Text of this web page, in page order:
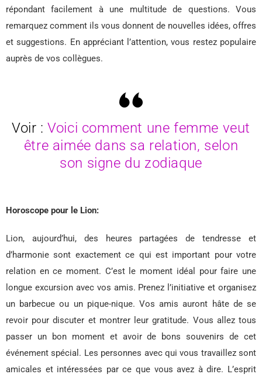
répondant facilement à une multitude de questions. Vous
remarquez comment ils vous donnent de nouvelles idées, offres
et suggestions. En appréciant l’attention, vous restez populaire
auprès de vos collègues.
Voir :Voici comment une femme veut
être aimée dans sa relation, selon
son signe du zodiaque
Horoscope pour le Lion:
Lion, aujourd’hui, des heures partagées de tendresse et
d’harmonie sont exactement ce qui est important pour votre
relation en ce moment. C’est le moment idéal pour faire une
longue excursion avec vos amis. Prenez l’initiative et organisez
un barbecue ou un pique-nique. Vos amis auront hâte de se
revoir pour discuter et montrer leur gratitude. Vous allez tous
passer un bon moment et avoir de bons souvenirs de cet
événement spécial. Les personnes avec qui vous travaillez sont
amicales et intéressées par ce que vous avez à dire. L’esprit